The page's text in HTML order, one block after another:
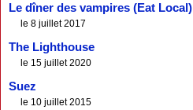
Le dîner des vampires (Eat Local)
le 8 juillet 2017
The Lighthouse
le 15 juillet 2020
Suez
le 10 juillet 2015